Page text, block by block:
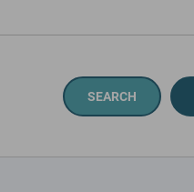
SEARCH